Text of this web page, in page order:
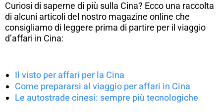
Curiosi di saperne di più sulla Cina? Ecco una raccolta
di alcuni articoli del nostro magazine online che
consigliamo di leggere prima di partire per il viaggio
d’affari in Cina:
Il visto per affari per la Cina
Come prepararsi al viaggio per affari in Cina
Le autostrade cinesi: sempre più tecnologiche